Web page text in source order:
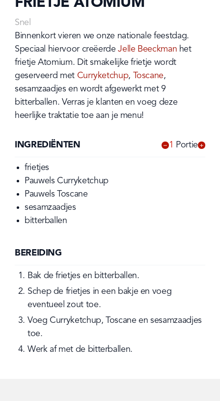
FRIETJE ATOMIUM
Snel
Binnenkort vieren we onze nationale feestdag.
Speciaal hiervoor creëerde Jelle Beeckman het
frietje Atomium. Dit smakelijke frietje wordt
geserveerd met Curryketchup, Toscane,
sesamzaadjes en wordt afgewerkt met 9
bitterballen. Verras je klanten en voeg deze
heerlijke traktatie toe aan je menu!
INGREDIËNTEN - 1 Portie +
frietjes
Pauwels Curryketchup
Pauwels Toscane
sesamzaadjes
bitterballen
BEREIDING
Bak de frietjes en bitterballen.
Schep de frietjes in een bakje en voeg
eventueel zout toe.
Voeg Curryketchup, Toscane en sesamzaadjes
toe.
Werk af met de bitterballen.